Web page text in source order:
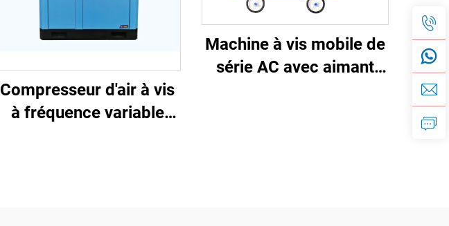
Compresseur d'air à vis
à fréquence variable
Machine à vis mobile de
série AC avec aimant